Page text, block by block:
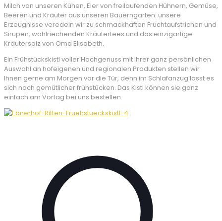
Milch von unseren Kühen, Eier von freilaufenden Hühnern, Gemüse,
Beeren und Kräuter aus unseren Bauerngarten: unsere
Erzeugnisse veredeln wir zu schmackhaften Fruchtaufstrichen und
Sirupen, wohlriechenden Kräutertees und das einzigartige
Kräutersalz von Oma Elisabeth.
Ein Frühstückskistl voller Hochgenuss mit Ihrer ganz persönlichen
Auswahl an hofeigenen und regionalen Produkten stellen wir
Ihnen gerne am Morgen vor die Tür, denn im Schlafanzug lässt es
sich noch gemütlicher frühstücken. Das Kistl können sie ganz
einfach am Vortag bei uns bestellen.